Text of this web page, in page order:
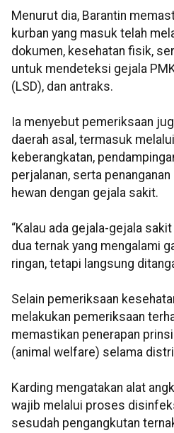
Menurut dia, Barantin
kurban yang masuk telah
dokumen, kesehatan fisik,
untuk mendeteksi gejala
(LSD), dan antraks.
Ia menyebut pemeriksaan
daerah asal, termasuk
keberangkatan,
perjalanan, serta
hewan dengan gejala sakit.
“Kalau ada gejala-gejala
dua ternak yang mengalami
ringan, tetapi langsung
Selain pemeriksaan
melakukan pemeriksaan
memastikan penerapan
(animal welfare) selama
Karding mengatakan alat
wajib melalui proses
sesudah pengangkutan